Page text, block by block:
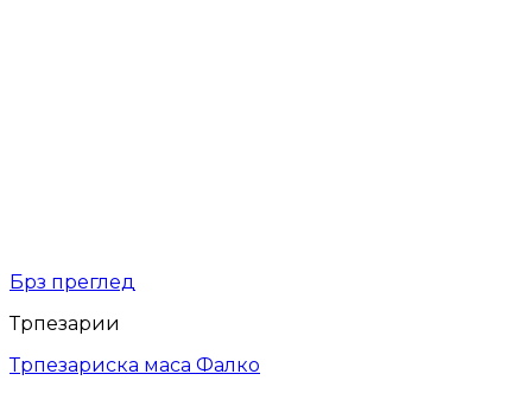
Брз преглед
Трпезарии
Трпезариска маса Фалко